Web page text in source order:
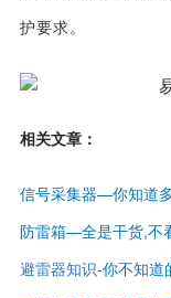
护要求。
相关文章：
信号采集器—你知道
防雷箱—全是干货,不
避雷器知识-你不知道